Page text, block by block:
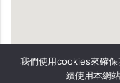
我們使用cookies來確
續使用本網